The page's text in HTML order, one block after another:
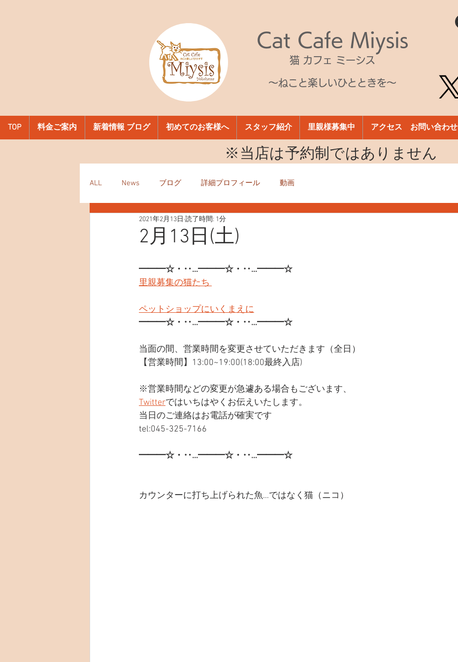
Cat Cafe Miysis
猫 カフェ ミーシス
～ねこと楽しいひとときを～
TOP 料金ご案内 新着情報 ブログ 初めてのお客様へ スタッフ紹介 里親様募集中 アクセス お問い合わせ
​※当店は予約制ではありません
ALL News ブログ 詳細プロフィール 動画
2月13日(土)
2021年2月13日 読了時間: 1分
━━━☆・‥…━━━☆・‥…━━━☆
里親募集の猫たち
ペットショップにいくまえに
━━━☆・‥…━━━☆・‥…━━━☆
当面の間、営業時間を変更させていただきます（全日）
【営業時間】13:00~19:00(18:00最終入店)
※営業時間などの変更が急遽ある場合もございます、
Twitterではいちはやくお伝えいたします。
当日のご連絡はお電話が確実です
tel:045-325-7166
━━━☆・‥…━━━☆・‥…━━━☆
カウンターに打ち上げられた魚…ではなく猫（ニコ）